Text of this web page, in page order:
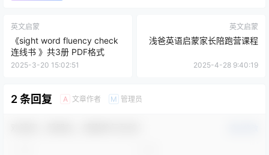
英文启蒙
《sight word fluency check
连线书 》共3册 PDF格式
2025-3-20 15:02:51
英文启蒙
浅爸英语启蒙家长陪跑营课程
2025-4-28 9:40:19
2 条回复 A 文章作者 M 管理员